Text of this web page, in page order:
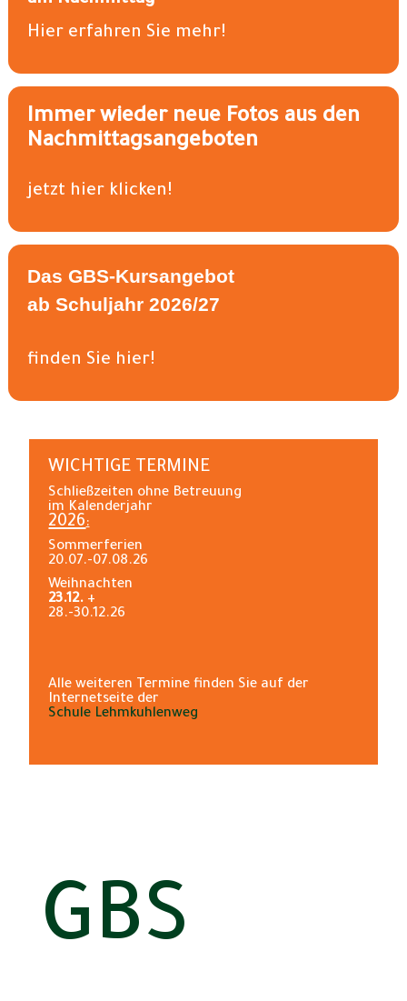
Hier erfahren Sie mehr!
Immer wieder neue Fotos aus den
Nachmittagsangeboten
jetzt hier klicken!
Das GBS-Kursangebot
ab Schuljahr 2026/27
finden Sie hier!
WICHTIGE TERMINE
Schließzeiten ohne Betreuung
im Kalenderjahr
2026:
Sommerferien
20.07.-07.08.26
Weihnachten
23.12. +
28.-30.12.26
Alle weiteren Termine finden Sie auf der
Internetseite der
Schule Lehmkuhlenweg
GBS